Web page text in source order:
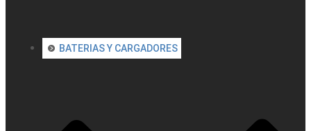
BATERIAS Y CARGADORES